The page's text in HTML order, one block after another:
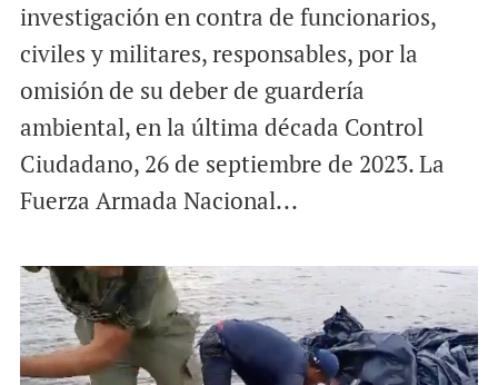
investigación en contra de funcionarios,
civiles y militares, responsables, por la
omisión de su deber de guardería
ambiental, en la última década Control
Ciudadano, 26 de septiembre de 2023. La
Fuerza Armada Nacional...